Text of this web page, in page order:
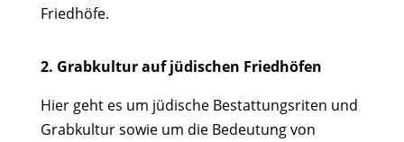
Friedhöfe.
2. Grabkultur auf jüdischen Friedhöfen
Hier geht es um jüdische Bestattungsriten und
Grabkultur sowie um die Bedeutung von